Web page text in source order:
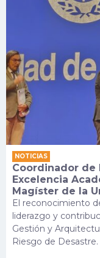
NOTICIAS
Coordinador de
Excelencia
Magíster de la
El reconocimiento
liderazgo y
Gestión y
Riesgo de Desastre.